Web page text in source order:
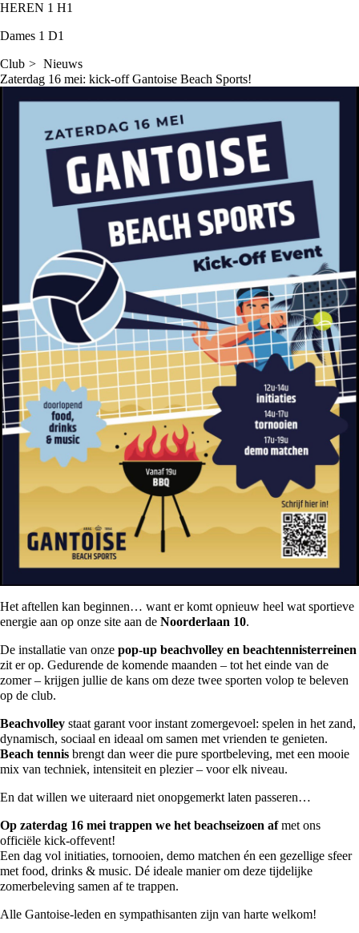
HEREN 1 H1
Dames 1 D1
Club
Nieuws
Zaterdag 16 mei: kick-off Gantoise Beach Sports!
Het aftellen kan beginnen… want er komt opnieuw heel wat sportieve
energie aan op onze site aan de Noorderlaan 10.
De installatie van onze pop-up beachvolley en beachtennisterreinen
zit er op. Gedurende de komende maanden – tot het einde van de
zomer – krijgen jullie de kans om deze twee sporten volop te beleven
op de club.
Beachvolley staat garant voor instant zomergevoel: spelen in het zand,
dynamisch, sociaal en ideaal om samen met vrienden te genieten.
Beach tennis brengt dan weer die pure sportbeleving, met een mooie
mix van techniek, intensiteit en plezier – voor elk niveau.
En dat willen we uiteraard niet onopgemerkt laten passeren…
Op zaterdag 16 mei trappen we het beachseizoen afmet ons
officiële kick-offevent!
Een dag vol initiaties, tornooien, demo matchen én een gezellige sfeer
met food, drinks & music. Dé ideale manier om deze tijdelijke
zomerbeleving samen af te trappen.
Alle Gantoise-leden en sympathisanten zijn van harte welkom!